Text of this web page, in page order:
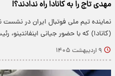
مهدی تاج را به کانادا راه ندادند؟!
نماینده تیم ملی فوتبال ایران در نشست
(کانادا) که با حضور جیانی اینفانتینو،
۹ اردیبهشت ۱۴۰۵